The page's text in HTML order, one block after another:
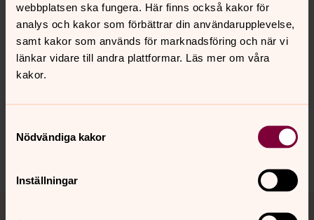
webbplatsen ska fungera. Här finns också kakor för
analys och kakor som förbättrar din användarupplevelse,
samt kakor som används för marknadsföring och när vi
länkar vidare till andra plattformar. Läs mer om våra
kakor.
Nödvändiga kakor
Inställningar
Senast ändrad 26 mars 2024
Synpunkter eller frågor på sidans
innehåll?
skollersta.forsamling@svenskakyrkan.se